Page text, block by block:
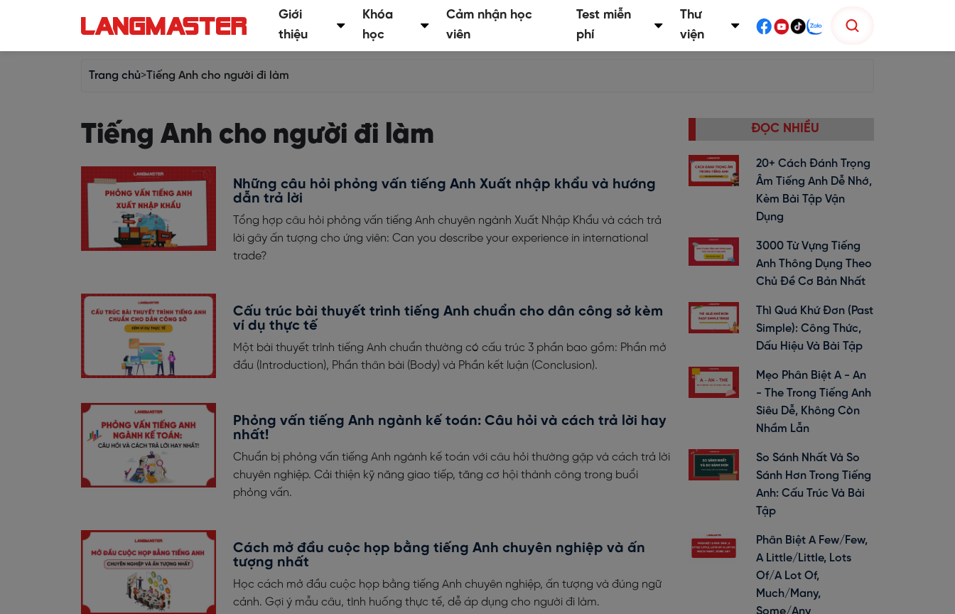
Giới
thiệu
Khóa
học
Cảm nhận học
viên
Test miễn
phí
Thư
viện
Trang chủ>Tiếng Anh cho người đi làm
Tiếng Anh cho người đi làm
Những câu hỏi phỏng vấn tiếng Anh Xuất nhập khẩu và hướng
dẫn trả lời
Tổng hợp câu hỏi phỏng vấn tiếng Anh chuyên ngành Xuất Nhập Khẩu và cách trả
lời gây ấn tượng cho ứng viên: Can you describe your experience in international
trade?
Cấu trúc bài thuyết trình tiếng Anh chuẩn cho dân công sở kèm
ví dụ thực tế
Một bài thuyết trình tiếng Anh chuẩn thường có cấu trúc 3 phần bao gồm: Phần mở
đầu (Introduction), Phần thân bài (Body) và Phần kết luận (Conclusion).
Phỏng vấn tiếng Anh ngành kế toán: Câu hỏi và cách trả lời hay
nhất!
Chuẩn bị phỏng vấn tiếng Anh ngành kế toán với câu hỏi thường gặp và cách trả lời
chuyên nghiệp. Cải thiện kỹ năng giao tiếp, tăng cơ hội thành công trong buổi
phỏng vấn.
Cách mở đầu cuộc họp bằng tiếng Anh chuyên nghiệp và ấn
tượng nhất
Học cách mở đầu cuộc họp bằng tiếng Anh chuyên nghiệp, ấn tượng và đúng ngữ
cảnh. Gợi ý mẫu câu, tình huống thực tế, dễ áp dụng cho người đi làm.
ĐỌC NHIỀU
20+ Cách Đánh Trọng
Âm Tiếng Anh Dễ Nhớ,
Kèm Bài Tập Vận
Dụng
3000 Từ Vựng Tiếng
Anh Thông Dụng Theo
Chủ Đề Cơ Bản Nhất
Thì Quá Khứ Đơn (past
Simple): Công Thức,
Dấu Hiệu Và Bài Tập
Mẹo Phân Biệt A - An
- The Trong Tiếng Anh
Siêu Dễ, Không Còn
Nhầm Lẫn
So Sánh Nhất Và So
Sánh Hơn Trong Tiếng
Anh: Cấu Trúc Và Bài
Tập
Phân Biệt A Few/Few,
A Little/Little, Lots
Of/A Lot Of,
Much/Many,
Some/Any